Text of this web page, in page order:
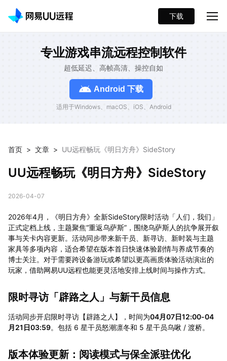
下载
专业游戏串流远程控制软件
超低延迟、高帧高清、操控自如
Android 下载
适用于Windows、macOS、iOS、Android
首页 > 文章 > UU远程畅玩《明日方舟》SideStory
UU远程畅玩《明日方舟》SideStory
2026-04-07
2026年4月，《明日方舟》全新SideStory限时活动「人们，我们」
正式定档上线，主题聚焦“重返乌萨斯”，围绕乌萨斯人的抗争展开叙
事与关卡内容更新。活动同步带来新干员、新寻访、新时装与主题
家具等多项内容，适合希望在版本首日快速体验剧情与养成节奏的
博士关注。对于需要跨设备游玩或希望以更高画质体验活动演出的
玩家，借助网易UU远程也能更灵活地安排上线时间与操作方式。
限时寻访「辟路之人」与新干员信息
活动同步开启限时寻访【辟路之人】，时间为04月07日12:00-04
月21日03:59。包括 6 星干员怒潮凛冬和 5 星干员乌啾 / 渡桥。
版本体验更新：阅读模式与保全派驻优化